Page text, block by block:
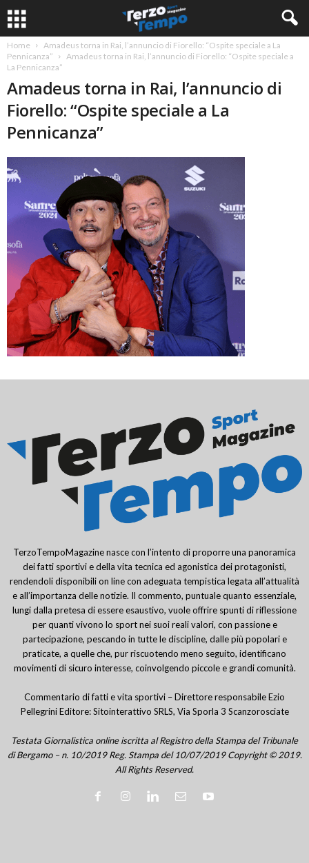
Home
Amadeus torna in Rai, l’annuncio di Fiorello: “Ospite speciale a La
Pennicanza”
Amadeus torna in Rai, l’annuncio di Fiorello: “Ospite speciale a
La Pennicanza”
Amadeus torna in Rai, l’annuncio di
Fiorello: “Ospite speciale a La
Pennicanza”
TerzoTempoMagazine nasce con l’intento di proporre una panoramica
dei fatti sportivi e della vita tecnica ed agonistica dei protagonisti,
rendendoli disponibili on line con adeguata tempistica legata all’attualità
e all’importanza delle notizie. Il commento, puntuale quanto essenziale,
lungi dalla pretesa di essere esaustivo, vuole offrire spunti di riflessione
per quanti vivono lo sport nei suoi reali valori, con passione e
partecipazione, pescando in tutte le discipline, dalle più popolari e
praticate, a quelle che, pur riscuotendo meno seguito, identificano
movimenti di sicuro interesse, coinvolgendo piccole e grandi comunità.
Commentario di fatti e vita sportivi – Direttore responsabile Ezio
Pellegrini Editore: Sitointerattivo SRLS, Via Sporla 3 Scanzorosciate
Testata Giornalistica online iscritta al Registro della Stampa del Tribunale
di Bergamo – n. 10/2019 Reg. Stampa del 10/07/2019 Copyright © 2019.
All Rights Reserved.